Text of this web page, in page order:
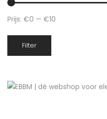
Filter
Prijs: €0 — €10